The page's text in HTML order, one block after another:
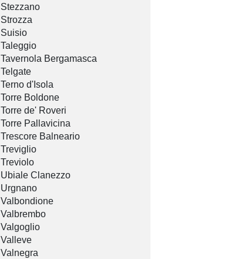
Stezzano
Strozza
Suisio
Taleggio
Tavernola Bergamasca
Telgate
Terno d'Isola
Torre Boldone
Torre de' Roveri
Torre Pallavicina
Trescore Balneario
Treviglio
Treviolo
Ubiale Clanezzo
Urgnano
Valbondione
Valbrembo
Valgoglio
Valleve
Valnegra